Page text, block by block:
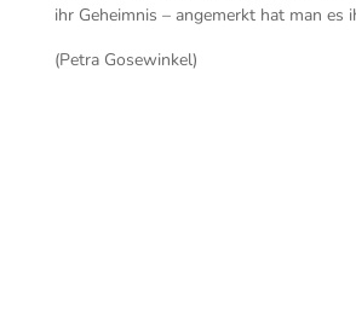
ihr Geheimnis – angemerkt hat man es
(Petra Gosewinkel)